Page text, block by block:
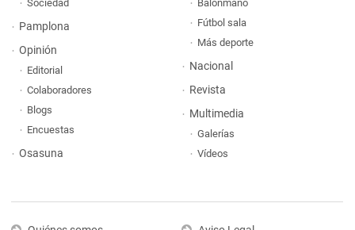
Sociedad
Pamplona
Opinión
Editorial
Colaboradores
Blogs
Encuestas
Osasuna
Balonmano
Fútbol sala
Más deporte
Nacional
Revista
Multimedia
Galerías
Vídeos